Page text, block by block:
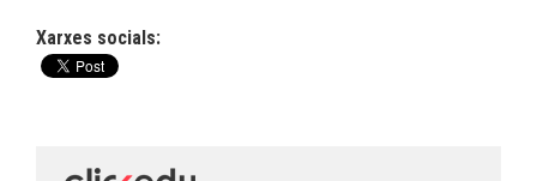
Xarxes socials: